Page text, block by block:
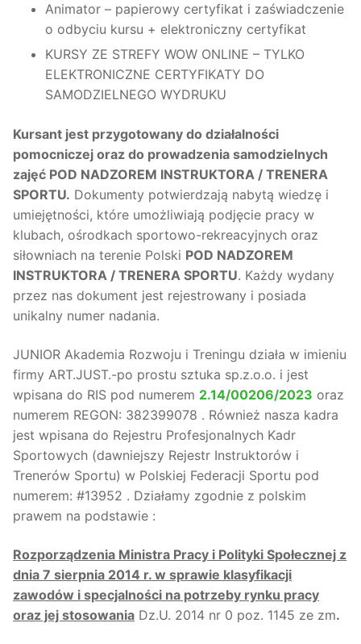
Animator – papierowy certyfikat i zaświadczenie
o odbyciu kursu + elektroniczny certyfikat
KURSY ZE STREFY WOW ONLINE – TYLKO
ELEKTRONICZNE CERTYFIKATY DO
SAMODZIELNEGO WYDRUKU
Kursant jest przygotowany do działalności
pomocniczej oraz do prowadzenia samodzielnych
zajęć POD NADZOREM INSTRUKTORA / TRENERA
SPORTU. Dokumenty potwierdzają nabytą wiedzę i
umiejętności, które umożliwiają podjęcie pracy w
klubach, ośrodkach sportowo-rekreacyjnych oraz
siłowniach na terenie Polski POD NADZOREM
INSTRUKTORA / TRENERA SPORTU. Każdy wydany
przez nas dokument jest rejestrowany i posiada
unikalny numer nadania.
JUNIOR Akademia Rozwoju i Treningu działa w imieniu
firmy ART.JUST.-po prostu sztuka sp.z.o.o. i jest
wpisana do RIS pod numerem 2.14/00206/2023 oraz
numerem REGON: 382399078 . Również nasza kadra
jest wpisana do Rejestru Profesjonalnych Kadr
Sportowych (dawniejszy Rejestr Instruktorów i
Trenerów Sportu) w Polskiej Federacji Sportu pod
numerem: #13952 . Działamy zgodnie z polskim
prawem na podstawie :
Rozporządzenia Ministra Pracy i Polityki Społecznej z
dnia 7 sierpnia 2014 r. w sprawie klasyfikacji
zawodów i specjalności na potrzeby rynku pracy
oraz jej stosowania Dz.U. 2014 nr 0 poz. 1145 ze zm.